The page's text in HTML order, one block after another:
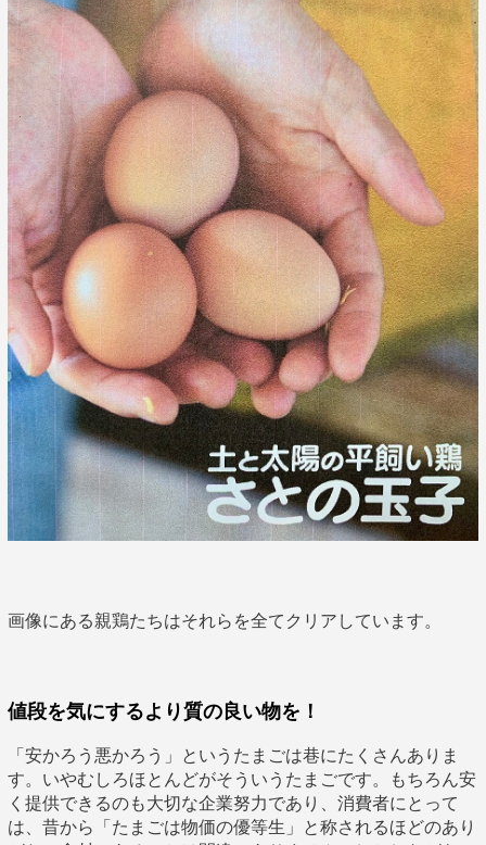
画像にある親鶏たちはそれらを全てクリアしています。
値段を気にするより質の良い物を！
「安かろう悪かろう」というたまごは巷にたくさんありま
す。いやむしろほとんどがそういうたまごです。もちろん安
く提供できるのも大切な企業努力であり、消費者にとって
は、昔から「たまごは物価の優等生」と称されるほどのあり